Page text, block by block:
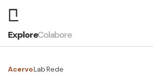
ExploreColabore
AcervoLab Rede